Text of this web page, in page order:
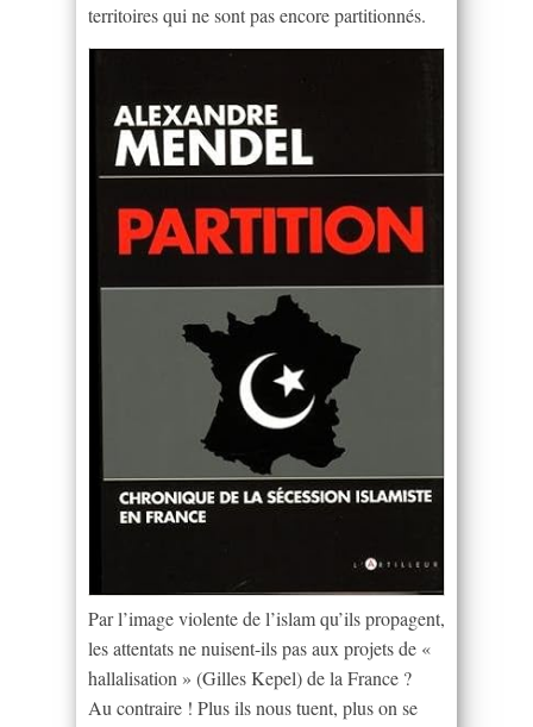
territoires qui ne sont pas encore partitionnés.
Par l’image violente de l’islam qu’ils propagent,
les attentats ne nuisent-ils pas aux projets de «
hallalisation » (Gilles Kepel) de la France ?
Au contraire ! Plus ils nous tuent, plus on se